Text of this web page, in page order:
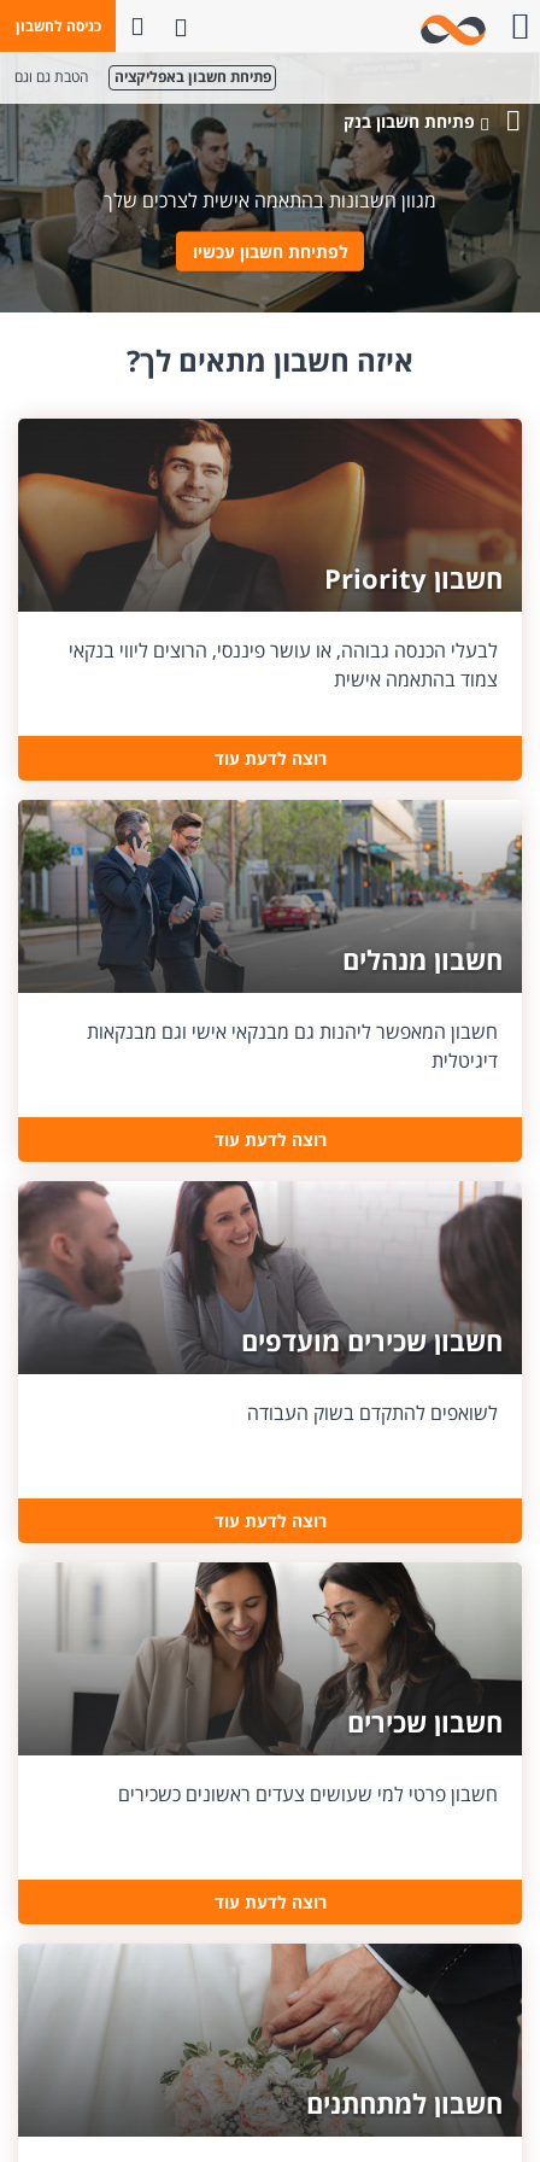
כניסה לחשבון
פתח חיפושחייגו אלינו
פתיחת חשבון באפליקציה הטבת גם וגם
בנק
מזרחי-טפחות
פתיחת חשבון בנק
מגוון חשבונות בהתאמה אישית לצרכים שלך
לפתיחת חשבון עכשיו
איזה חשבון מתאים לך?
חשבון Priority
לבעלי הכנסה גבוהה, או עושר פיננסי, הרוצים ליווי בנקאי
צמוד בהתאמה אישית
רוצה לדעת עוד
חשבון מנהלים
חשבון המאפשר ליהנות גם מבנקאי אישי וגם מבנקאות
דיגיטלית
רוצה לדעת עוד
חשבון שכירים מועדפים
לשואפים להתקדם בשוק העבודה
רוצה לדעת עוד
חשבון שכירים
חשבון פרטי למי שעושים צעדים ראשונים כשכירים
רוצה לדעת עוד
חשבון למתחתנים